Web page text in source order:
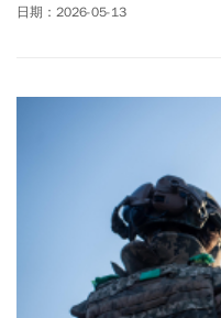
首映獻給台灣。
日期：2026-05-13